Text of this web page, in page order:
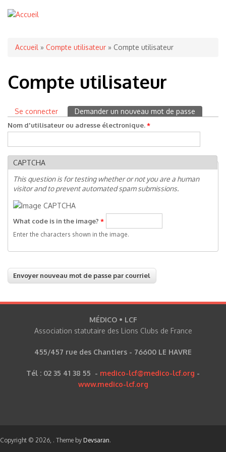
Vous êtes ici
Accueil » Compte utilisateur » Compte utilisateur
Compte utilisateur
Onglets principaux
Se connecter Demander un nouveau mot de passe
Nom d'utilisateur ou adresse électronique.*
CAPTCHA
This question is for testing whether or not you are a human
visitor and to prevent automated spam submissions.
What code is in the image? *
Enter the characters shown in the image.
MÉDICO • LCF
Association statutaire des Lions Clubs de France
455/457 rue des Chantiers - 76600 LE HAVRE
Tél : 02 35 41 38 55 - medico-lcf@medico-lcf.org -
www.medico-lcf.org
Copyright © 2026, . Theme by Devsaran.